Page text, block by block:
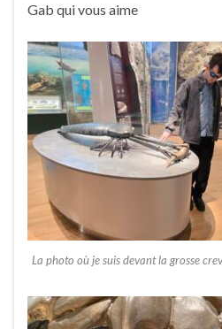
Gab qui vous aime
La photo où je suis devant la grosse